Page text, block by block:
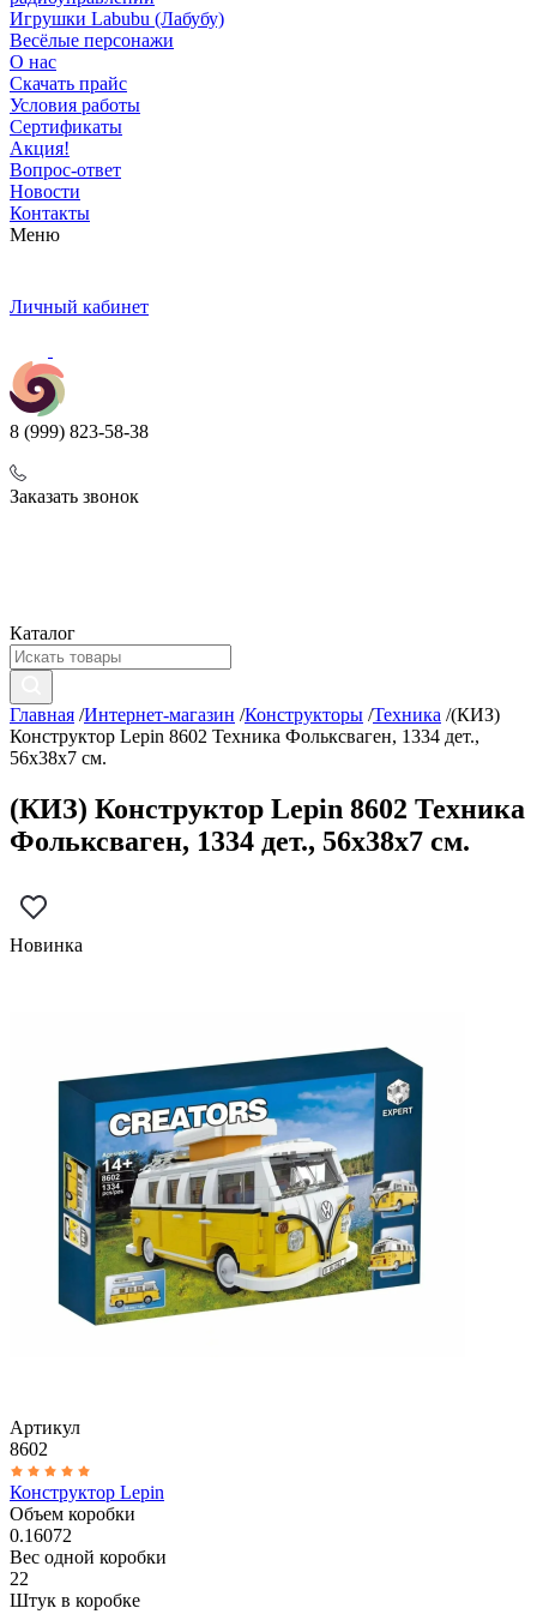
Игрушки Labubu (Лабубу)
Весёлые персонажи
О нас
Скачать прайс
Условия работы
Сертификаты
Акция!
Вопрос-ответ
Новости
Контакты
Меню
Личный кабинет
8 (999) 823-58-38
Заказать звонок
Каталог
Главная /Интернет-магазин /Конструкторы /Техника /(КИЗ)
Конструктор Lepin 8602 Техника Фольксваген, 1334 дет.,
56x38x7 см.
(КИЗ) Конструктор Lepin 8602 Техника
Фольксваген, 1334 дет., 56x38x7 см.
Новинка
Артикул
8602
Конструктор Lepin
Объем коробки
0.16072
Вес одной коробки
22
Штук в коробке